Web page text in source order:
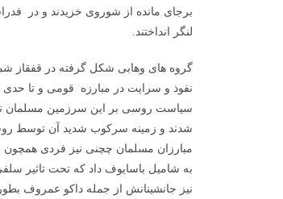
برجای مانده از شوروی خزیدند و در
لنگر انداختند.
گروه های وهابی شکل گرفته در قفقاز
نفوذ و سرایت در مبارزه قومی و تا حدی
سیاست روسی بر این سرزمین مسلمان
شدند و زمینه سرکوب شدید آن توسط
مبارزان مسلمان چچنی نیز فردی همچون
به شامیل باسایوف داد که تحت تاثیر
نیز جانشینانش از جمله داکو عمروف